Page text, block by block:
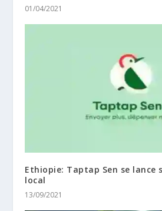
01/04/2021
Ethiopie: Taptap Sen se lance
local
13/09/2021